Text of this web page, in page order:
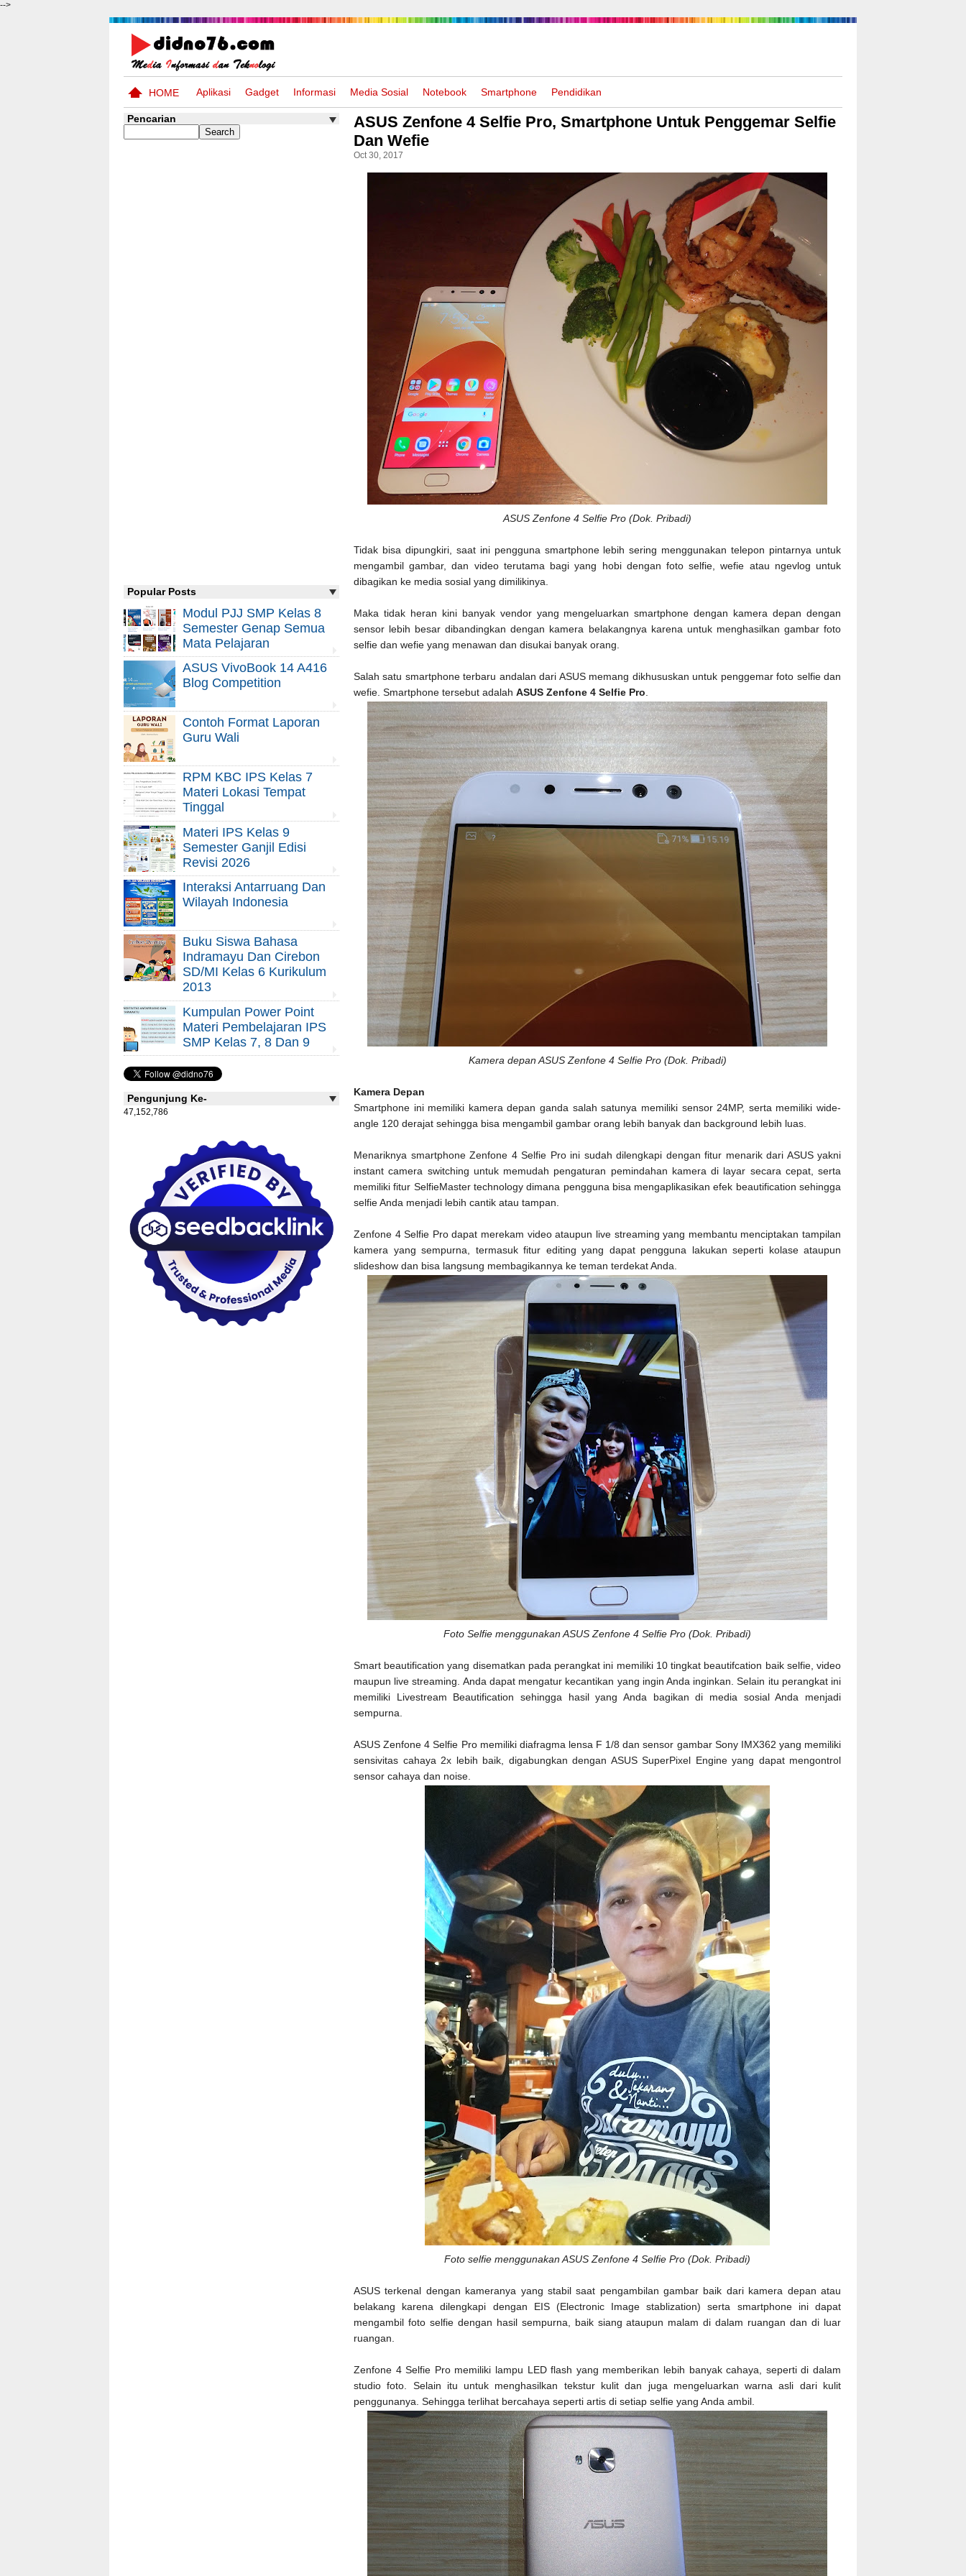
-->
HOME Aplikasi Gadget Informasi Media Sosial Notebook Smartphone Pendidikan
ASUS Zenfone 4 Selfie Pro, Smartphone Untuk Penggemar Selfie
Dan Wefie
Oct 30, 2017
ASUS Zenfone 4 Selfie Pro (Dok. Pribadi)
Tidak bisa dipungkiri, saat ini pengguna smartphone lebih sering menggunakan telepon pintarnya untuk
mengambil gambar, dan video terutama bagi yang hobi dengan foto selfie, wefie atau ngevlog untuk
dibagikan ke media sosial yang dimilikinya.
Maka tidak heran kini banyak vendor yang mengeluarkan smartphone dengan kamera depan dengan
sensor lebih besar dibandingkan dengan kamera belakangnya karena untuk menghasilkan gambar foto
selfie dan wefie yang menawan dan disukai banyak orang.
Salah satu smartphone terbaru andalan dari ASUS memang dikhususkan untuk penggemar foto selfie dan
wefie. Smartphone tersebut adalah ASUS Zenfone 4 Selfie Pro
Kamera depan ASUS Zenfone 4 Selfie Pro (Dok. Pribadi)
Kamera Depan
Smartphone ini memiliki kamera depan ganda salah satunya memiliki sensor 24MP, serta memiliki wide-
angle 120 derajat sehingga bisa mengambil gambar orang lebih banyak dan background lebih luas.
Menariknya smartphone Zenfone 4 Selfie Pro ini sudah dilengkapi dengan fitur menarik dari ASUS yakni
instant camera switching untuk memudah pengaturan pemindahan kamera di layar secara cepat, serta
memiliki fitur SelfieMaster technology dimana pengguna bisa mengaplikasikan efek beautification sehingga
selfie Anda menjadi lebih cantik atau tampan.
Zenfone 4 Selfie Pro dapat merekam video ataupun live streaming yang membantu menciptakan tampilan
kamera yang sempurna, termasuk fitur editing yang dapat pengguna lakukan seperti kolase ataupun
slideshow dan bisa langsung membagikannya ke teman terdekat Anda.
Foto Selfie menggunakan ASUS Zenfone 4 Selfie Pro (Dok. Pribadi)
Smart beautification yang disematkan pada perangkat ini memiliki 10 tingkat beautifcation baik selfie, video
maupun live streaming. Anda dapat mengatur kecantikan yang ingin Anda inginkan. Selain itu perangkat ini
memiliki Livestream Beautification sehingga hasil yang Anda bagikan di media sosial Anda menjadi
sempurna.
ASUS Zenfone 4 Selfie Pro memiliki diafragma lensa F 1/8 dan sensor gambar Sony IMX362 yang memiliki
sensivitas cahaya 2x lebih baik, digabungkan dengan ASUS SuperPixel Engine yang dapat mengontrol
sensor cahaya dan noise.
Foto selfie menggunakan ASUS Zenfone 4 Selfie Pro (Dok. Pribadi)
ASUS terkenal dengan kameranya yang stabil saat pengambilan gambar baik dari kamera depan atau
belakang karena dilengkapi dengan EIS (Electronic Image stablization) serta smartphone ini dapat
mengambil foto selfie dengan hasil sempurna, baik siang ataupun malam di dalam ruangan dan di luar
ruangan.
Zenfone 4 Selfie Pro memiliki lampu LED flash yang memberikan lebih banyak cahaya, seperti di dalam
studio foto. Selain itu untuk menghasilkan tekstur kulit dan juga mengeluarkan warna asli dari kulit
penggunanya. Sehingga terlihat bercahaya seperti artis di setiap selfie yang Anda ambil.
Pencarian
Popular Posts
Modul PJJ SMP Kelas 8
Semester Genap Semua
Mata Pelajaran
ASUS VivoBook 14 A416
Blog Competition
Contoh Format Laporan
Guru Wali
RPM KBC IPS Kelas 7
Materi Lokasi Tempat
Tinggal
Materi IPS Kelas 9
Semester Ganjil Edisi
Revisi 2026
Interaksi Antarruang Dan
Wilayah Indonesia
Buku Siswa Bahasa
Indramayu Dan Cirebon
SD/MI Kelas 6 Kurikulum
2013
Kumpulan Power Point
Materi Pembelajaran IPS
SMP Kelas 7, 8 Dan 9
Pengunjung Ke-
47,152,786